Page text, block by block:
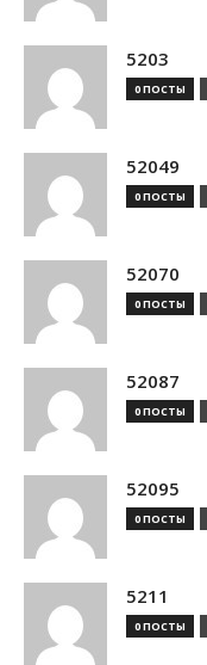
5203
0 ПОСТЫ
52049
0 ПОСТЫ
52070
0 ПОСТЫ
52087
0 ПОСТЫ
52095
0 ПОСТЫ
5211
0 ПОСТЫ